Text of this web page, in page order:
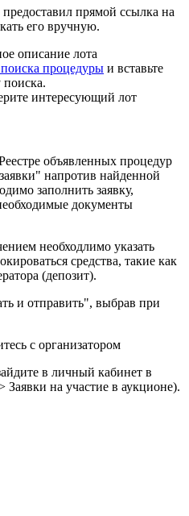
прямой ссылка на
его вручную.
описание лота
процедуры и вставьте
поиска.
интересующий лот
объявленных процедур
напротив найденной
заполнить заявку,
документы
необходлимо указать
средства, такие как
(депозит).
и отправить", выбрав при
с организатором
в личный кабинет в
на участие в аукционе).